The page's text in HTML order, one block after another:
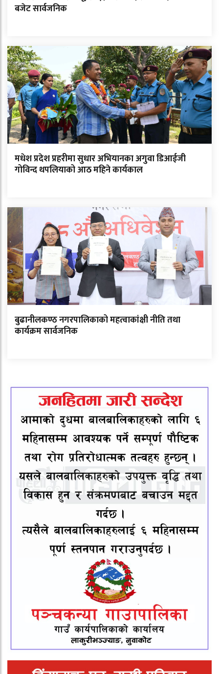
बजेट सार्वजनिक
मधेश प्रदेश प्रहरीमा सुधार अभियानका अगुवा डिआईजी
गोविन्द थपलियाको आठ महिने कार्यकाल
बुढानीलकण्ठ नगरपालिकाको महत्वाकांक्षी नीति तथा
कार्यक्रम सार्वजनिक